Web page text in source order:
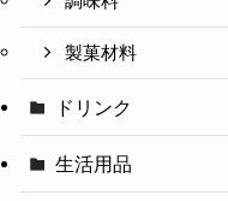
製菓材料
ドリンク
生活用品